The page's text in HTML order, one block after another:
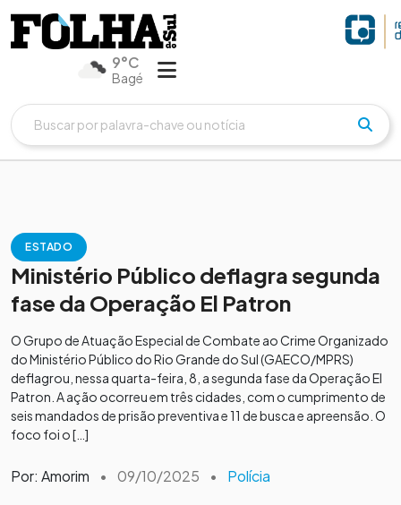
9°C
Bagé
ESTADO
Ministério Público deflagra segunda
fase da Operação El Patron
O Grupo de Atuação Especial de Combate ao Crime Organizado
do Ministério Público do Rio Grande do Sul (GAECO/MPRS)
deflagrou, nessa quarta-feira, 8, a segunda fase da Operação El
Patron. A ação ocorreu em três cidades, com o cumprimento de
seis mandados de prisão preventiva e 11 de busca e apreensão. O
foco foi o […]
Por: Amorim • 09/10/2025 • Polícia